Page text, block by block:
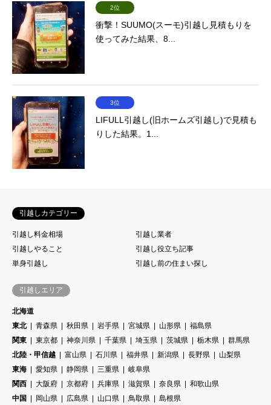
2位
衝撃！SUUMO(スーモ)引越し見積もりを
使ってみた結果、8...
3位
LIFULL引越し(旧ホームズ引越し)で見積も
りした結果。1...
引越しカテゴリー
引越し料金相場
引越し業者
引越しやること
引越し役立ち記事
単身引越し
引越し前の住まい探し
引越しエリア
北海道
東北
青森県 秋田県 岩手県 宮城県 山形県
福島県
関東
東京都 神奈川県 千葉県 埼玉県 茨城県 栃木県
群馬県
北陸・甲信越
富山県 石川県 福井県 新潟県 長野県
山梨県
東海
愛知県 静岡県 三重県
岐阜県
関西
大阪府 京都府 兵庫県 滋賀県 奈良県
和歌山県
中国
岡山県 広島県 山口県 鳥取県 島根県